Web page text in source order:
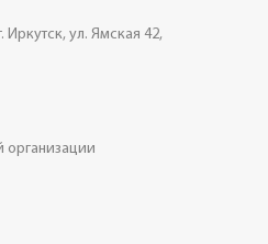
ул. Ямская 42,
организации